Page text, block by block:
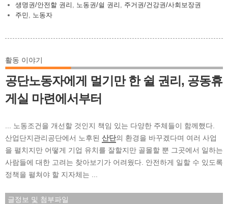
생명권/안전할 권리
노동권/쉴 권리
주거권/건강권/사회보장권
주민
노동자
활동 이야기
공단노동자에게 멀기만 한 쉴 권리, 공동휴
게실 마련에서부터
... 노동조건을 개선할 것인지 책임 있는 다양한 주체들이 함께했다.
산업단지관리공단에서 노후된 산단의 환경을 바꾸겠다며 여러 사업
을 펼치지만 어떻게 기업 유치를 잘할지만 골몰할 뿐 그곳에서 일하는
사람들에 대한 고려는 찾아보기가 어려웠다. 안전하게 일할 수 있도록
정책을 펼쳐야 할 지자체는 ...
글정보 및 첨부파일